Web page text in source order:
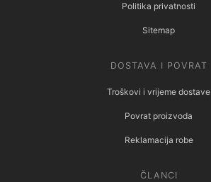
Politika privatnosti
Sitemap
DOSTAVA I POVRAT
Troškovi i vrijeme dostave
Povrat proizvoda
Reklamacija robe
ČLANCI